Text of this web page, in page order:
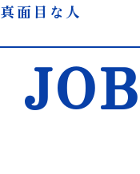
真面目な人